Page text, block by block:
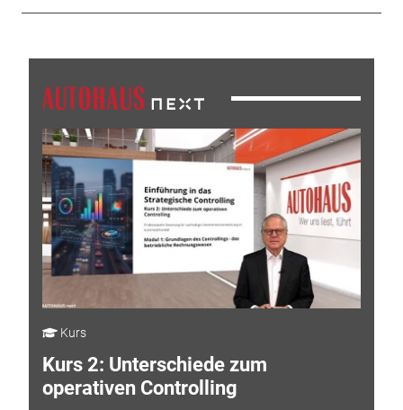
Kurs
Kurs 2: Unterschiede zum
operativen Controlling